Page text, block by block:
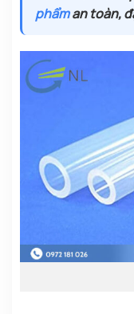
phẩman toàn,